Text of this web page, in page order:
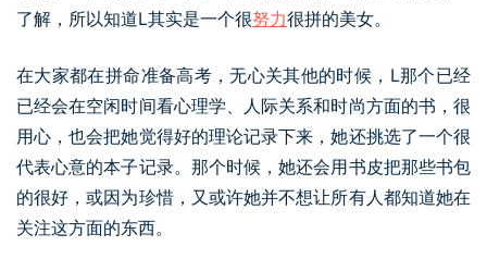
了解，所以知道L其实是一个很努力很拼的美女。
在大家都在拼命准备高考，无心关其他的时候，L那个已经
已经会在空闲时间看心理学、人际关系和时尚方面的书，很
用心，也会把她觉得好的理论记录下来，她还挑选了一个很
代表心意的本子记录。那个时候，她还会用书皮把那些书包
的很好，或因为珍惜，又或许她并不想让所有人都知道她在
关注这方面的东西。